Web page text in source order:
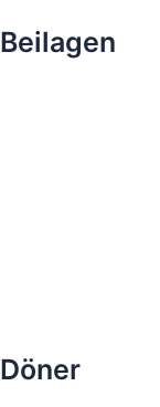
Beilagen
Döner